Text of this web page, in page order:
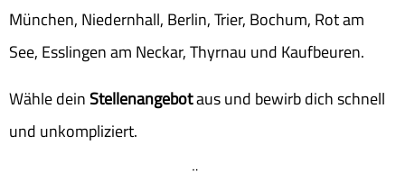
München, Niedernhall, Berlin, Trier, Bochum, Rot am
See, Esslingen am Neckar, Thyrnau und Kaufbeuren.
Wähle deinStellenangebotaus und bewirb dich schnell
und unkompliziert.